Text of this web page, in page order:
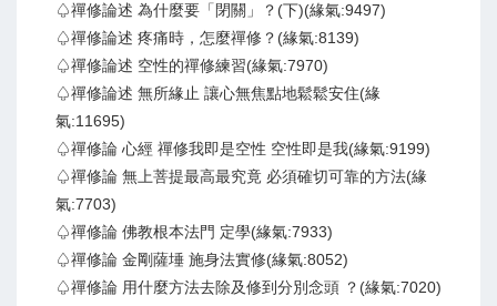
♤禪修論述 為什麼要「閉關」？(下)(緣氣:9497)
♤禪修論述 疼痛時，怎麼禪修？(緣氣:8139)
♤禪修論述 空性的禪修練習(緣氣:7970)
♤禪修論述 無所緣止 讓心無焦點地鬆鬆安住(緣
氣:11695)
♤禪修論 心經 禪修我即是空性 空性即是我(緣氣:9199)
♤禪修論 無上菩提最高最究竟 必須確切可靠的方法(緣
氣:7703)
♤禪修論 佛教根本法門 定學(緣氣:7933)
♤禪修論 金剛薩埵 施身法實修(緣氣:8052)
♤禪修論 用什麼方法去除及修到分別念頭 ？(緣氣:7020)